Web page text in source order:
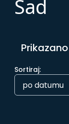
Sad
Sortiraj:
po datumu